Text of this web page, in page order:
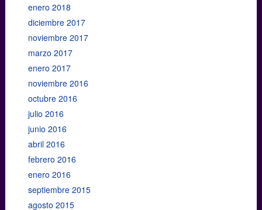
enero 2018
diciembre 2017
noviembre 2017
marzo 2017
enero 2017
noviembre 2016
octubre 2016
julio 2016
junio 2016
abril 2016
febrero 2016
enero 2016
septiembre 2015
agosto 2015